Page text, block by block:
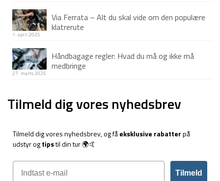
Via Ferrata – Alt du skal vide om den populære
klatrerute
1. april 2025
Håndbagage regler: Hvad du må og ikke må
medbringe
27. marts 2025
Tilmeld dig vores nyhedsbrev
Tilmeld dig vores nyhedsbrev, og fåeksklusive rabatterpå
udstyr ogtipstil din tur 🌍🤙
Tilmeld